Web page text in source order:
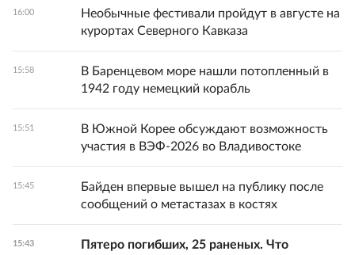
16:00
Необычные фестивали пройдут в августе на
курортах Северного Кавказа
15:58
В Баренцевом море нашли потопленный в
1942 году немецкий корабль
15:51
В Южной Корее обсуждают возможность
участия в ВЭФ-2026 во Владивостоке
15:45
Байден впервые вышел на публику после
сообщений о метастазах в костях
15:43
Пятеро погибших, 25 раненых. Что